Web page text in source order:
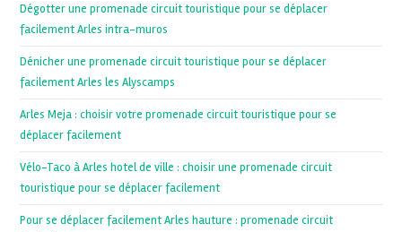
Dégotter une promenade circuit touristique pour se déplacer
facilement Arles intra-muros
Dénicher une promenade circuit touristique pour se déplacer
facilement Arles les Alyscamps
Arles Meja : choisir votre promenade circuit touristique pour se
déplacer facilement
Vélo-Taco à Arles hotel de ville : choisir une promenade circuit
touristique pour se déplacer facilement
Pour se déplacer facilement Arles hauture : promenade circuit